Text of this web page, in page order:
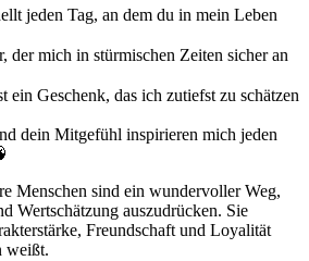
jeden Tag, an dem du in mein Leben
der mich in stürmischen Zeiten sicher an
ein Geschenk, das ich zutiefst zu schätzen
dein Mitgefühl inspirieren mich jeden
Menschen sind ein wundervoller Weg,
Wertschätzung auszudrücken. Sie
Freundschaft und Loyalität
weißt.